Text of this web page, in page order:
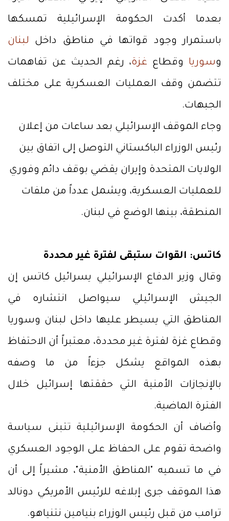
بعدما أكدت الحكومة الإسرائيلية تمسكها
باستمرار وجود قواتها في مناطق داخل لبنان
وسوريا وقطاع غزة، رغم الحديث عن تفاهمات
تتضمن وقف العمليات العسكرية على مختلف
الجبهات.
وجاء الموقف الإسرائيلي بعد ساعات من إعلان
رئيس الوزراء الباكستاني التوصل إلى اتفاق بين
الولايات المتحدة وإيران يقضي بوقف دائم وفوري
للعمليات العسكرية، ويشمل عدداً من ملفات
المنطقة، بينها الوضع في لبنان.
كاتس: القوات ستبقى لفترة غير محددة
وقال وزير الدفاع الإسرائيلي يسرائيل كاتس إن
الجيش الإسرائيلي سيواصل انتشاره في
المناطق التي يسيطر عليها داخل لبنان وسوريا
وقطاع غزة لفترة غير محددة، معتبراً أن الاحتفاظ
بهذه المواقع يشكل جزءاً من ما وصفه
بالإنجازات الأمنية التي حققتها إسرائيل خلال
الفترة الماضية.
وأضاف أن الحكومة الإسرائيلية تتبنى سياسة
واضحة تقوم على الحفاظ على الوجود العسكري
في ما تسميه "المناطق الأمنية"، مشيراً إلى أن
هذا الموقف جرى إبلاغه للرئيس الأمريكي دونالد
ترامب من قبل رئيس الوزراء بنيامين نتنياهو.